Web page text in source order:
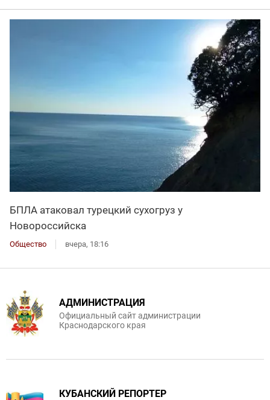
БПЛА атаковал турецкий сухогруз у
Новороссийска
Общество вчера, 18:16
АДМИНИСТРАЦИЯ
Официальный сайт администрации
Краснодарского края
КУБАНСКИЙ РЕПОРТЕР